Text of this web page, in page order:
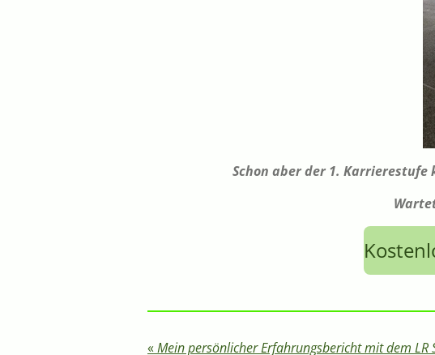
Schon aber der 1. Karrierestufe
«